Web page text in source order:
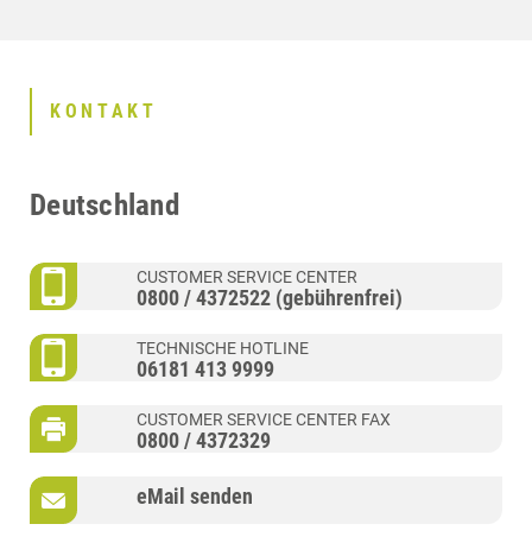
KONTAKT
Deutschland
CUSTOMER SERVICE CENTER
0800 / 4372522 (gebührenfrei)
TECHNISCHE HOTLINE
06181 413 9999
CUSTOMER SERVICE CENTER FAX
0800 / 4372329
eMail senden